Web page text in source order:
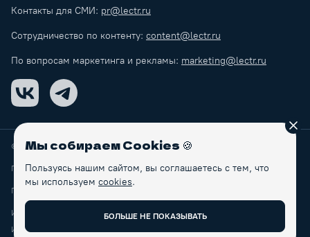
Контакты для СМИ: pr@lectr.ru
Сотрудничество по контенту: content@lectr.ru
По вопросам маркетинга и рекламы: marketing@lectr.ru
VK Telegram
© Lectr2026
Правила обработки персональных данных
Пользовательское соглашение
ИП Макаренков Б.С.
ИНН: 770465104285
Мы собираем Cookies 🍪
Пользуясь нашим сайтом, вы соглашаетесь с тем, что
мы используем cookies.
БОЛЬШЕ НЕ ПОКАЗЫВАТЬ